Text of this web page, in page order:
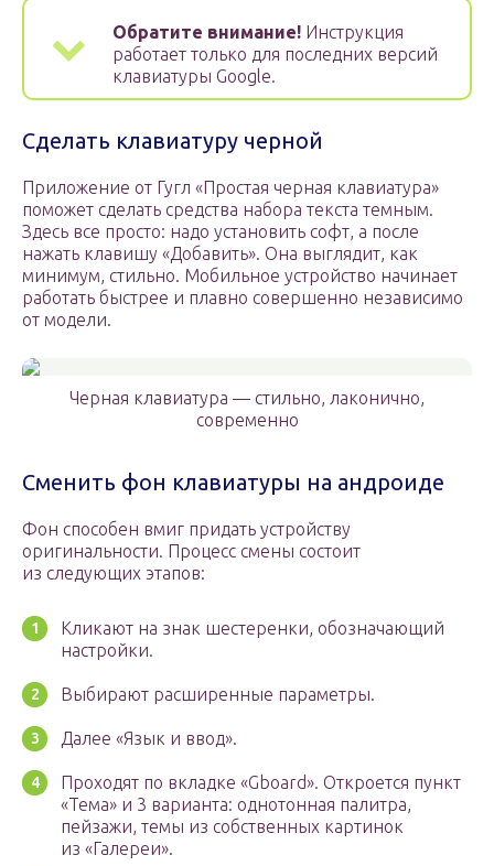
Обратите внимание! Инструкция
работает только для последних версий
клавиатуры Google.
Сделать клавиатуру черной
Приложение от Гугл «Простая черная клавиатура»
поможет сделать средства набора текста темным.
Здесь все просто: надо установить софт, а после
нажать клавишу «Добавить». Она выглядит, как
минимум, стильно. Мобильное устройство начинает
работать быстрее и плавно совершенно независимо
от модели.
Черная клавиатура — стильно, лаконично,
современно
Сменить фон клавиатуры на андроиде
Фон способен вмиг придать устройству
оригинальности. Процесс смены состоит
из следующих этапов:
Кликают на знак шестеренки, обозначающий
настройки.
Выбирают расширенные параметры.
Далее «Язык и ввод».
Проходят по вкладке «Gboard». Откроется пункт
«Тема» и 3 варианта: однотонная палитра,
пейзажи, темы из собственных картинок
из «Галереи».